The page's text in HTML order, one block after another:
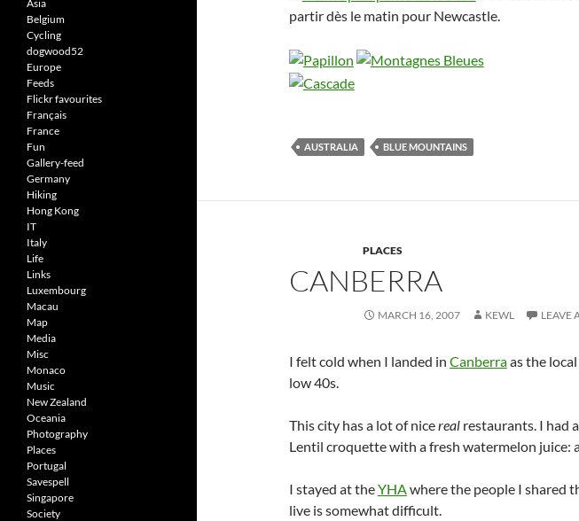
partir dès le matin pour Newcastle.
AUSTRALIA BLUE MOUNTAINS
PLACES
CANBERRA
MARCH 16, 2007 KEWL LEAVE
I felt cold when I landed in Canberraas the
low 40s.
This city has a lot of nicerealrestaurants. I had
Lentil croquette with a fresh watermelon juice:
I stayed at theYHA where the people I shared
live is somewhat difficult.
Asia
Belgium
Cycling
dogwood52
Europe
Feeds
Flickr favourites
Français
France
Fun
Gallery-feed
Germany
Hiking
Hong Kong
IT
Italy
Life
Links
Luxembourg
Macau
Map
Media
Misc
Monaco
Music
New Zealand
Oceania
Photography
Places
Portugal
Savespell
Singapore
Society